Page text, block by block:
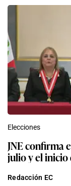
Elecciones
JNE confirma
julio y el inicio
Redacción EC